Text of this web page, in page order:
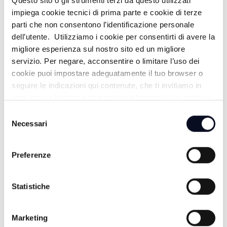
impiega cookie tecnici di prima parte e cookie di terze
parti che non consentono l’identificazione personale
dell’utente. Utilizziamo i cookie per consentirti di avere la
migliore esperienza sul nostro sito ed un migliore
servizio. Per negare, acconsentire o limitare l’uso dei
cookie puoi impostare adeguatamente il tuo browser o
seguire le indicazioni qui contenute, che ti invitiamo in
delNecessari
Preferenze
Statistiche
Marketing
PANORAMA BASKET - 28/04/2026
3 MESI FA
3 MESI FA
3 MESI FA